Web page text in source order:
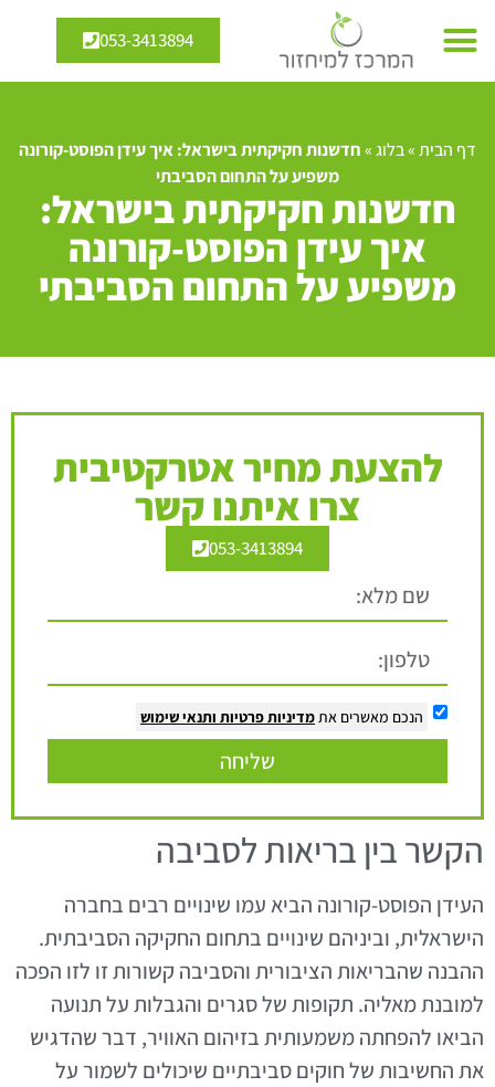
053-3413894
דף הבית»בלוג»חדשנות חקיקתית בישראל: איך עידן הפוסט-קורונה
משפיע על התחום הסביבתי
חדשנות חקיקתית בישראל:
איך עידן הפוסט-קורונה
משפיע על התחום הסביבתי
להצעת מחיר אטרקטיבית
צרו איתנו קשר
053-3413894
הנכם מאשרים את מדיניות פרטיות ותנאי שימוש
שליחה
הקשר בין בריאות לסביבה
העידן הפוסט-קורונה הביא עמו שינויים רבים בחברה
הישראלית, וביניהם שינויים בתחום החקיקה הסביבתית.
ההבנה שהבריאות הציבורית והסביבה קשורות זו לזו הפכה
למובנת מאליה. תקופות של סגרים והגבלות על תנועה
הביאו להפחתה משמעותית בזיהום האוויר, דבר שהדגיש
את החשיבות של חוקים סביבתיים שיכולים לשמור על